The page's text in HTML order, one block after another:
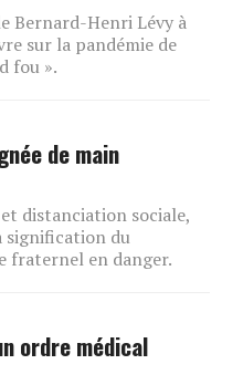
Bernard-Henri Lévy à
sur la pandémie de
fou ».
de main
distanciation sociale,
signification du
fraternel en danger.
ordre médical